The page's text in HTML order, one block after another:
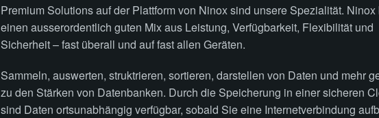
Premium Solutions auf der Plattform von Ninox sind unsere Spezialität. Ninox
einen ausserordentlich guten Mix aus Leistung, Verfügbarkeit, Flexibilität und
Sicherheit – fast überall und auf fast allen Geräten.
Sammeln, auswerten, struktrieren, sortieren, darstellen von Daten und mehr
zu den Stärken von Datenbanken. Durch die Speicherung in einer sicheren
sind Daten ortsunabhängig verfügbar, sobald Sie eine Internetverbindung